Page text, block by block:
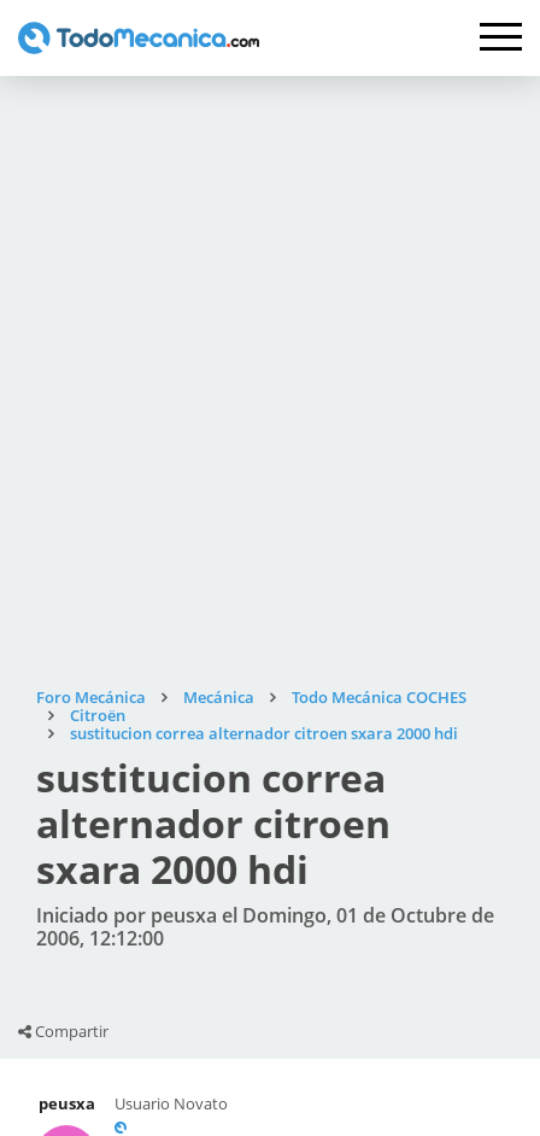
Foro Mecánica Mecánica
Todo Mecánica COCHES
Citroën
sustitucion correa alternador citroen sxara 2000 hdi
sustitucion correa
alternador citroen
sxara 2000 hdi
Iniciado por peusxa el Domingo, 01 de Octubre de
2006, 12:12:00
Compartir
peusxa Usuario Novato